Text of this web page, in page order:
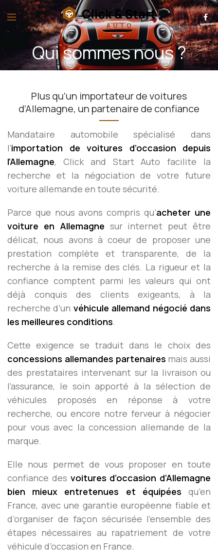
Qui sommes nous ?
Plus qu’un importateur de voitures
d’Allemagne, un partenaire de confiance
Mandataire automobile spécialisé dans
l’importation de voitures d’occasion depuis
l’Allemagne, Click and Start Auto facilite la
recherche et la négociation de votre future
voiture allemande en toute sécurité.
Parce que nous avons compris qu’acheter une
voiture en Allemagne sur internet peut être
délicat, nous avons à coeur de proposer une
prestation complète et transparente, de la
recherche à la remise des clés. La rigueur et la
confiance comptent parmi les valeurs qui ont
déjà conquis des clients exigeants, à la
recherche d’un véhicule allemand négocié dans
les meilleures conditions.
Cette exigence se traduit dans le choix des
concessions allemandes partenaires mais aussi
des prestataires intervenant sur la livraison ou
l’assurance, le soin apporté à la sélection de
véhicules proposés en réponse à votre
recherche, ou encore notre ferveur à négocier
pour vous avec la concession allemande de la
marque.
Elle nous permet de vous proposer en toute
confiance des voitures d’occasion d’Allemagne
bien mieux entretenues et équipées qu’en
France, avec une garantie européenne fiable et
d’organiser de façon sécurisée l’ensemble des
étapes nécessaires au rapatriement de votre
véhicule d’occasion en France.